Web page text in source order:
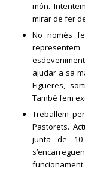
món.
mirar de fer
No només
ajudar a sa
Figueres,
També fem
Treballem
Pastorets.
junta de 10